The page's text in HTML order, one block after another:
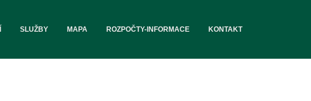
SLUŽBY MAPA ROZPOČTY-INFORMACE KONTAKT